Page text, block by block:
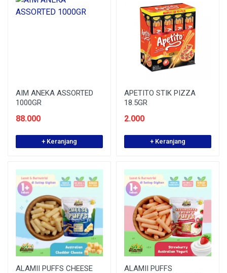
AIM ANEKA ASSORTED
1000GR
88.000
+ Keranjang
APETITO STIK PIZZA
18.5GR
2.000
+ Keranjang
ALAMII PUFFS CHEESE
ALAMII PUFFS